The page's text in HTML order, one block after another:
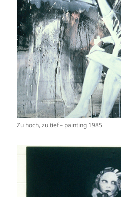
Zu hoch, zu tief – painting 1985